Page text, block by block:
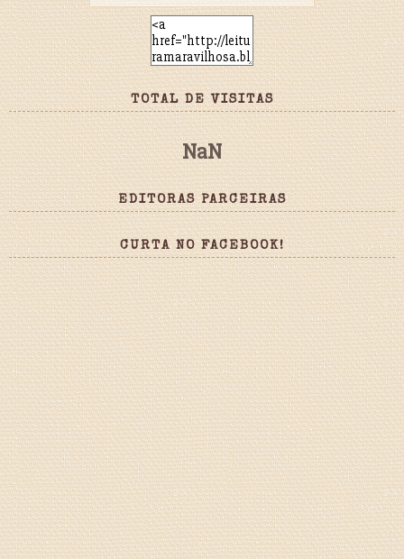
TOTAL DE VISITAS
NaN
EDITORAS PARCEIRAS
CURTA NO FACEBOOK!